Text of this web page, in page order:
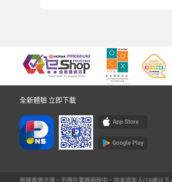
全新體驗 立即下載
根據香港法律，不得在業務過程中，向未成年人(18歲以